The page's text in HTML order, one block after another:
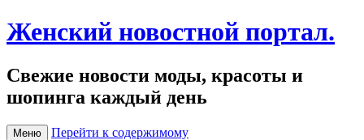
Женский новостной портал.
Свежие новости моды, красоты и
шопинга каждый день
Меню Перейти к содержимому